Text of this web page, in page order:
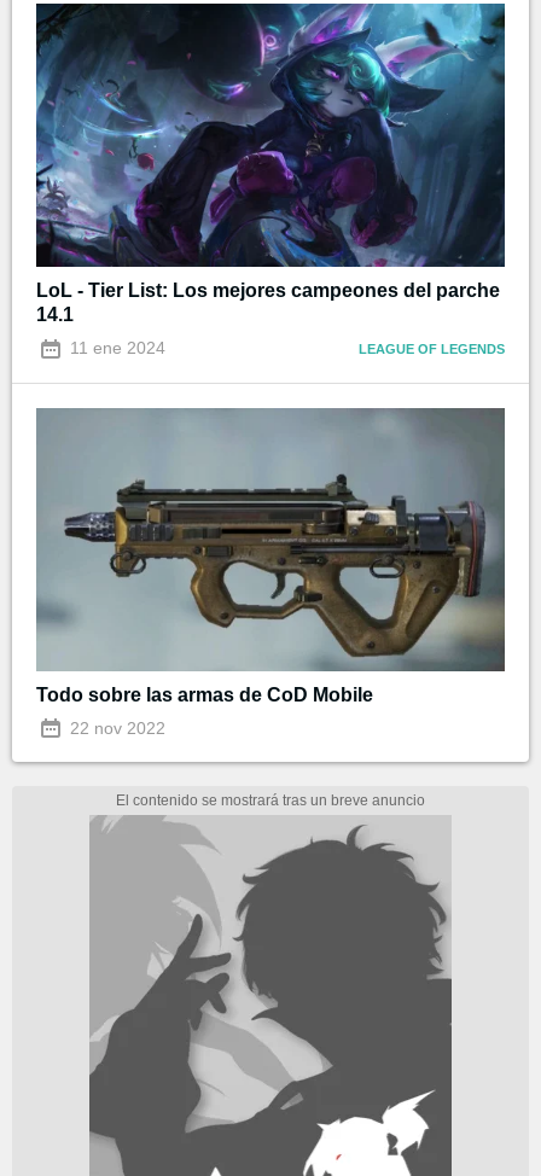
LoL - Tier List: Los mejores campeones del parche
14.1
11 ene 2024 LEAGUE OF LEGENDS
Todo sobre las armas de CoD Mobile
22 nov 2022